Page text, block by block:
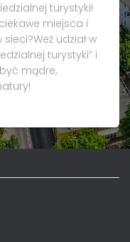
turystyki!
miejsca i
udział w
turystyki” i
mądre,